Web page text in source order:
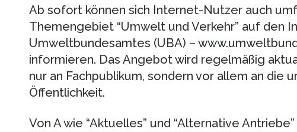
Ab sofort können sich Internet-Nutzer auch
Themengebiet “Umwelt und Verkehr” auf den
Umweltbundesamtes (UBA) –
informieren. Das Angebot wird regelmäßig
nur an Fachpublikum, sondern vor allem an die
Öffentlichkeit.
Von A wie “Aktuelles” und “Alternative